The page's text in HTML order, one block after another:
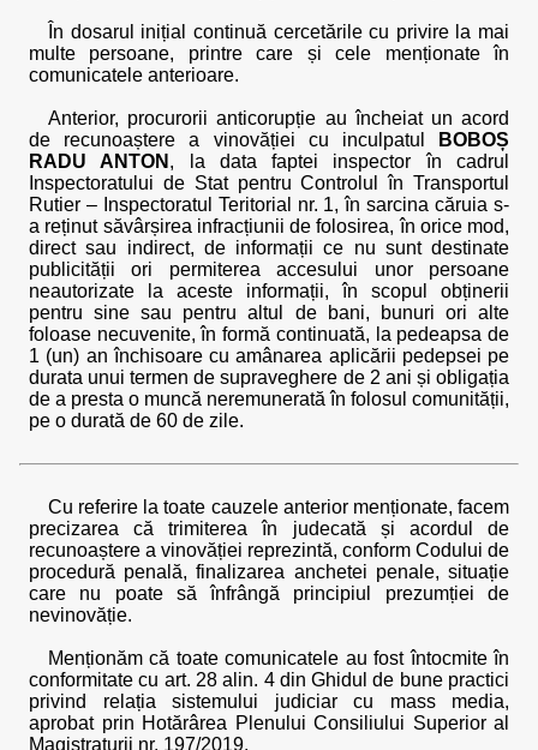
În dosarul inițial continuă cercetările cu privire la mai
multe persoane, printre care și cele menționate în
comunicatele anterioare.
Anterior, procurorii anticorupție au încheiat un acord
de recunoaștere a vinovăției cu inculpatul
BOBOȘ
RADU ANTON , la data faptei inspector în cadrul
Inspectoratului de Stat pentru Controlul în Transportul
Rutier – Inspectoratul Teritorial nr. 1, în sarcina căruia s-
a reținut săvârșirea infracțiunii de folosirea, în orice mod,
direct sau indirect, de informații ce nu sunt destinate
publicității ori permiterea accesului unor persoane
neautorizate la aceste informații, în scopul obținerii
pentru sine sau pentru altul de bani, bunuri ori alte
foloase necuvenite, în formă continuată, la pedeapsa de
1 (un) an închisoare cu amânarea aplicării pedepsei pe
durata unui termen de supraveghere de 2 ani și obligația
de a presta o muncă neremunerată în folosul comunității,
pe o durată de 60 de zile.
Cu referire la toate cauzele anterior menționate, facem
precizarea că trimiterea în judecată și acordul de
recunoaștere a vinovăției reprezintă, conform Codului de
procedură penală, finalizarea anchetei penale, situație
care nu poate să înfrângă principiul prezumției de
nevinovăție.
Menționăm că toate comunicatele au fost întocmite în
conformitate cu art. 28 alin. 4 din Ghidul de bune practici
privind relația sistemului judiciar cu mass media,
aprobat prin Hotărârea Plenului Consiliului Superior al
Magistraturii nr. 197/2019.